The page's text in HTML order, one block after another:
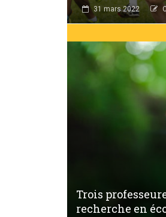
31 mars 2022
Trois
recherche en